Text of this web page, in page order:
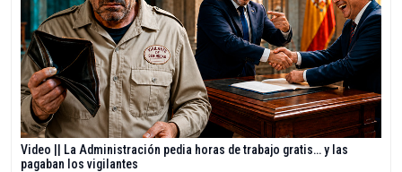
Video || La Administración pedia horas de trabajo gratis… y las
pagaban los vigilantes